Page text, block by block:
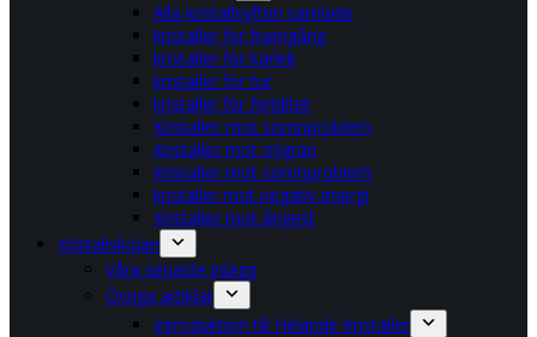
Alla kristallsyften samlade
kristaller för framgång
kristaller för kärlek
kristaller för tur
kristaller för fertilitet
Kristaller mot sömnproblem
Kristaller mot migrän
Kristaller mot sömnproblem
kristaller mot negativ energi
Kristaller mot ångest
Kristallskolan
Våra senaste inlägg
Övriga artiklar
Introduktion till Helande Kristaller